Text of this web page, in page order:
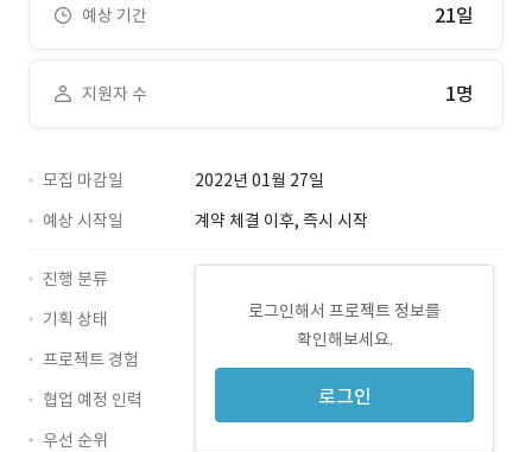
예상 기간 21일
지원자 수 1명
모집 마감일
2022년 01월 27일
예상 시작일
계약 체결 이후, 즉시 시작
로그인해서 프로젝트 정보를
확인해보세요.
로그인
진행 분류
기획 상태
프로젝트 경험
협업 예정 인력
우선 순위